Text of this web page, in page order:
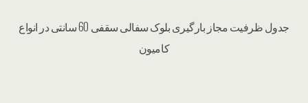
جدول ظرفیت مجاز بارگیری بلوک سفالی سقفی 60 سانتی در انواع
کامیون